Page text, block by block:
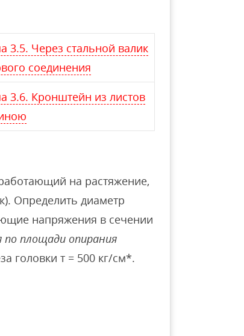
3.5. Через стальной валик
соединения
3.6. Кронштейн из листов
на растяжение,
Определить диаметр
напряжения в сечении
площади опирания
головки т = 500 кг/см*.